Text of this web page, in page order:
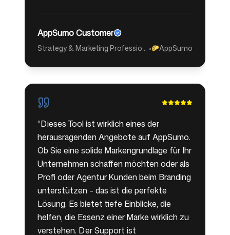
AppSumo Customer
Strategy & Marketing Professional
•🌮AppSumo
“Dieses Tool ist wirklich eines der
herausragenden Angebote auf AppSumo.
Ob Sie eine solide Markengrundlage für Ihr
Unternehmen schaffen möchten oder als
Profi oder Agentur Kunden beim Branding
unterstützen – das ist die perfekte
Lösung. Es bietet tiefe Einblicke, die
helfen, die Essenz einer Marke wirklich zu
verstehen. Der Support ist